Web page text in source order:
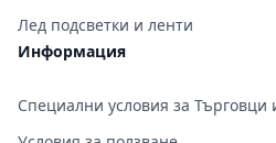
Лед подсветки и ленти
Информация
Специални условия за Търговци